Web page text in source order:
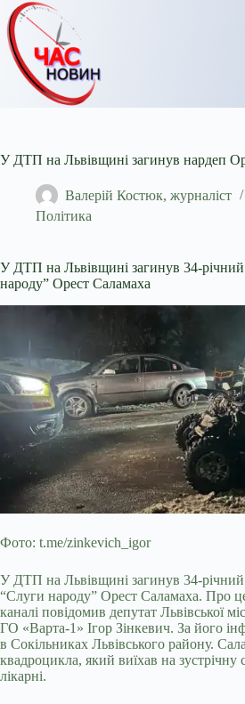
Перейти
до
вмісту
У ДТП на Львівщині загинув нардеп
Валерій Костюк, журналіст
Політика
У ДТП на Львівщині загинув 34-річний
народу” Орест Саламаха
Фото: t.me/zinkevich_igor
У ДТП на Львівщині загинув 34-річний
“Слуги народу” Орест Саламаха. Про
каналі повідомив депутат Львівської
ГО «Варта-1» Ігор Зінкевич. За його
в Сокільниках Львівського району.
квадроцикла, який виїхав на
лікарні.